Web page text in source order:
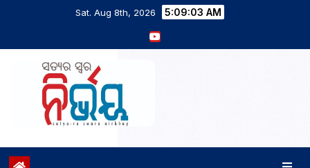
Sat. Aug 8th, 2026 5:09:04 AM